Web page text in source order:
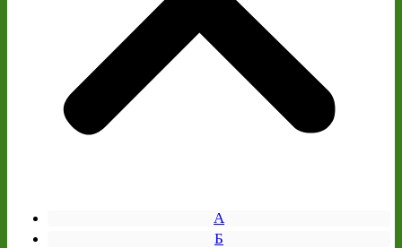
А
Б